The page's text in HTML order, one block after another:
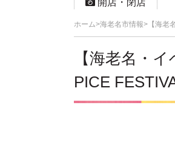
開店・閉店
ホーム 海老名市情報 【海
【海老名・
PICE